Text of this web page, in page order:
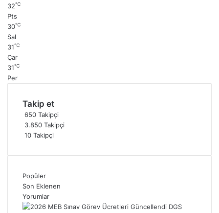
32℃
Pts
30℃
Sal
31℃
Çar
31℃
Per
Takip et
650 Takipçi
3.850 Takipçi
10 Takipçi
Popüler
Son Eklenen
Yorumlar